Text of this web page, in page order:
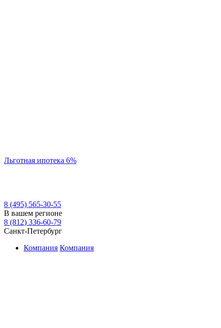
Льготная ипотека 6%
8 (495) 565-30-55
В вашем регионе
8 (812) 336-60-79
Санкт-Петербург
Компания Компания